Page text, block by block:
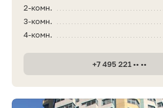
2-комн.
3-комн.
4-комн.
+7 495 221 •• ••